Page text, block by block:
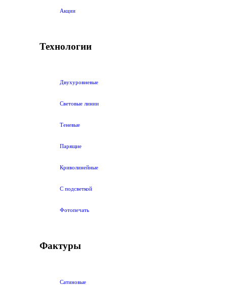
Акции
Технологии
Двухуровневые
Световые линии
Теневые
Парящие
Криволинейные
С подсветкой
Фотопечать
Фактуры
Сатиновые